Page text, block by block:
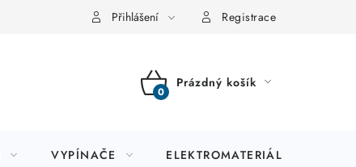
Přihlášení Registrace
NÁKUPNÍ
Prázdný košík
VYPÍNAČE ELEKTROMATERIÁL